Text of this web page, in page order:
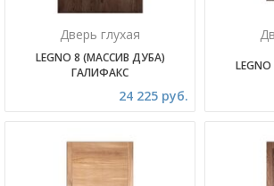
Дверь глухая
LEGNO 8 (МАССИВ ДУБА)
ГАЛИФАКС
24 225 руб.